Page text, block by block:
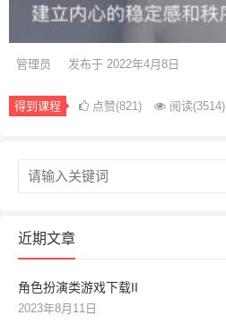
管理员 发布于 2022年4月8日
得到课程 点赞(821) 阅读(3514)
近期文章
角色扮演类游戏下载II
2023年8月11日